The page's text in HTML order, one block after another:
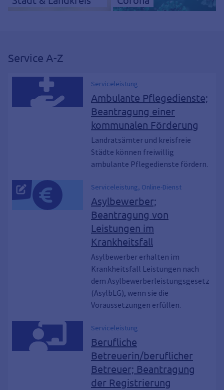
Service A-Z
Serviceleistung
Ambulante Pflegedienste;
Beantragung einer
kommunalen Förderung
Landratsämter und kreisfreie
Städte können freiwillig
ambulante Pflegedienste fördern.
Serviceleistung, Online-Dienst
Asylbewerber;
Beantragung von
Leistungen im
Krankheitsfall
Asylbewerber erhalten im
Krankheitsfall Leistungen nach
dem Asylbewerberleistungsgesetz
(AsylbLG), wenn sie die
Voraussetzungen erfüllen.
Serviceleistung
Berufliche
Betreuerin/beruflicher
Betreuer; Beantragung
der Registrierung